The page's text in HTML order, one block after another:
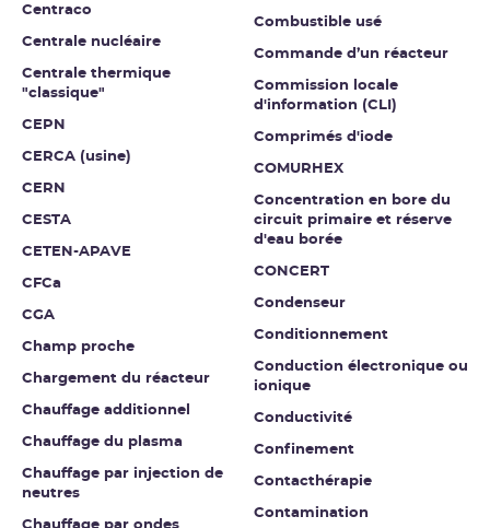
Centraco
Centrale nucléaire
Centrale thermique
"classique"
CEPN
CERCA (usine)
CERN
CESTA
CETEN-APAVE
CFCa
CGA
Champ proche
Chargement du réacteur
Chauffage additionnel
Chauffage du plasma
Chauffage par injection de
neutres
Combustible usé
Commande d’un réacteur
Commission locale
d'information (CLI)
Comprimés d'iode
COMURHEX
Concentration en bore du
circuit primaire et réserve
d'eau borée
CONCERT
Condenseur
Conditionnement
Conduction électronique ou
ionique
Conductivité
Confinement
Contacthérapie
Contamination